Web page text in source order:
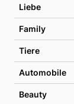
Liebe
Family
Tiere
Automobile
Beauty